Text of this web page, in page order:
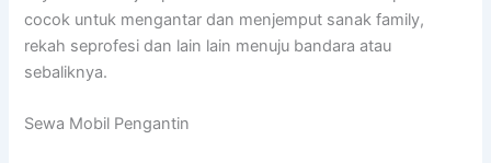
cocok untuk mengantar dan menjemput sanak family,
rekah seprofesi dan lain lain menuju bandara atau
sebaliknya.
Sewa Mobil Pengantin